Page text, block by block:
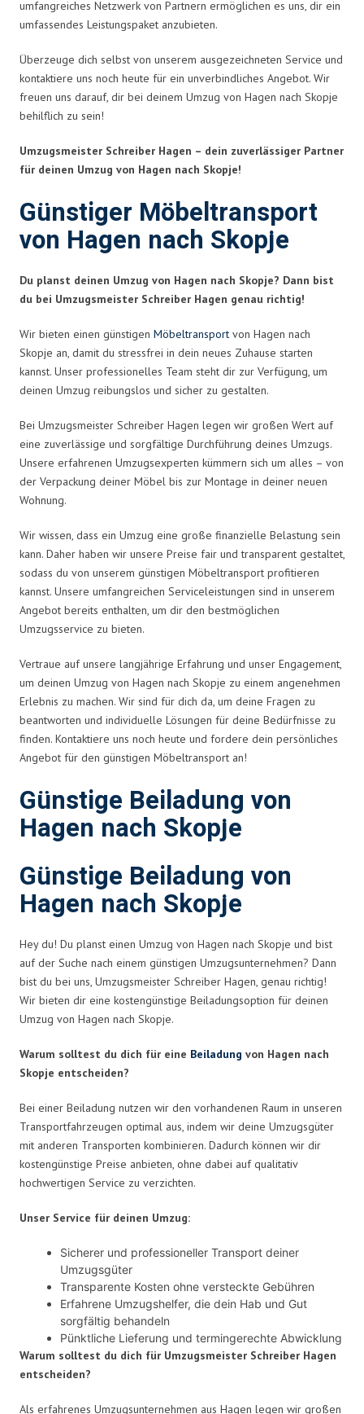
umfangreiches Netzwerk von Partnern ermöglichen es uns, dir ein
umfassendes Leistungspaket anzubieten.
Überzeuge dich selbst von unserem ausgezeichneten Service und
kontaktiere uns noch heute für ein unverbindliches Angebot. Wir
freuen uns darauf, dir bei deinem Umzug von Hagen nach Skopje
behilflich zu sein!
Umzugsmeister Schreiber Hagen – dein zuverlässiger Partner
für deinen Umzug von Hagen nach Skopje!
Günstiger Möbeltransport
von Hagen nach Skopje
Du planst deinen Umzug von Hagen nach Skopje? Dann bist
du bei Umzugsmeister Schreiber Hagen genau richtig!
Wir bieten einen günstigen Möbeltransport von Hagen nach
Skopje an, damit du stressfrei in dein neues Zuhause starten
kannst. Unser professionelles Team steht dir zur Verfügung, um
deinen Umzug reibungslos und sicher zu gestalten.
Bei Umzugsmeister Schreiber Hagen legen wir großen Wert auf
eine zuverlässige und sorgfältige Durchführung deines Umzugs.
Unsere erfahrenen Umzugsexperten kümmern sich um alles – von
der Verpackung deiner Möbel bis zur Montage in deiner neuen
Wohnung.
Wir wissen, dass ein Umzug eine große finanzielle Belastung sein
kann. Daher haben wir unsere Preise fair und transparent gestaltet,
sodass du von unserem günstigen Möbeltransport profitieren
kannst. Unsere umfangreichen Serviceleistungen sind in unserem
Angebot bereits enthalten, um dir den bestmöglichen
Umzugsservice zu bieten.
Vertraue auf unsere langjährige Erfahrung und unser Engagement,
um deinen Umzug von Hagen nach Skopje zu einem angenehmen
Erlebnis zu machen. Wir sind für dich da, um deine Fragen zu
beantworten und individuelle Lösungen für deine Bedürfnisse zu
finden. Kontaktiere uns noch heute und fordere dein persönliches
Angebot für den günstigen Möbeltransport an!
Günstige Beiladung von
Hagen nach Skopje
Günstige Beiladung von
Hagen nach Skopje
Hey du! Du planst einen Umzug von Hagen nach Skopje und bist
auf der Suche nach einem günstigen Umzugsunternehmen? Dann
bist du bei uns, Umzugsmeister Schreiber Hagen, genau richtig!
Wir bieten dir eine kostengünstige Beiladungsoption für deinen
Umzug von Hagen nach Skopje.
Warum solltest du dich für eine Beiladung von Hagen nach
Skopje entscheiden?
Bei einer Beiladung nutzen wir den vorhandenen Raum in unseren
Transportfahrzeugen optimal aus, indem wir deine Umzugsgüter
mit anderen Transporten kombinieren. Dadurch können wir dir
kostengünstige Preise anbieten, ohne dabei auf qualitativ
hochwertigen Service zu verzichten.
Unser Service für deinen Umzug:
Sicherer und professioneller Transport deiner
Umzugsgüter
Transparente Kosten ohne versteckte Gebühren
Erfahrene Umzugshelfer, die dein Hab und Gut
sorgfältig behandeln
Pünktliche Lieferung und termingerechte Abwicklung
Warum solltest du dich für Umzugsmeister Schreiber Hagen
entscheiden?
Als erfahrenes Umzugsunternehmen aus Hagen legen wir großen